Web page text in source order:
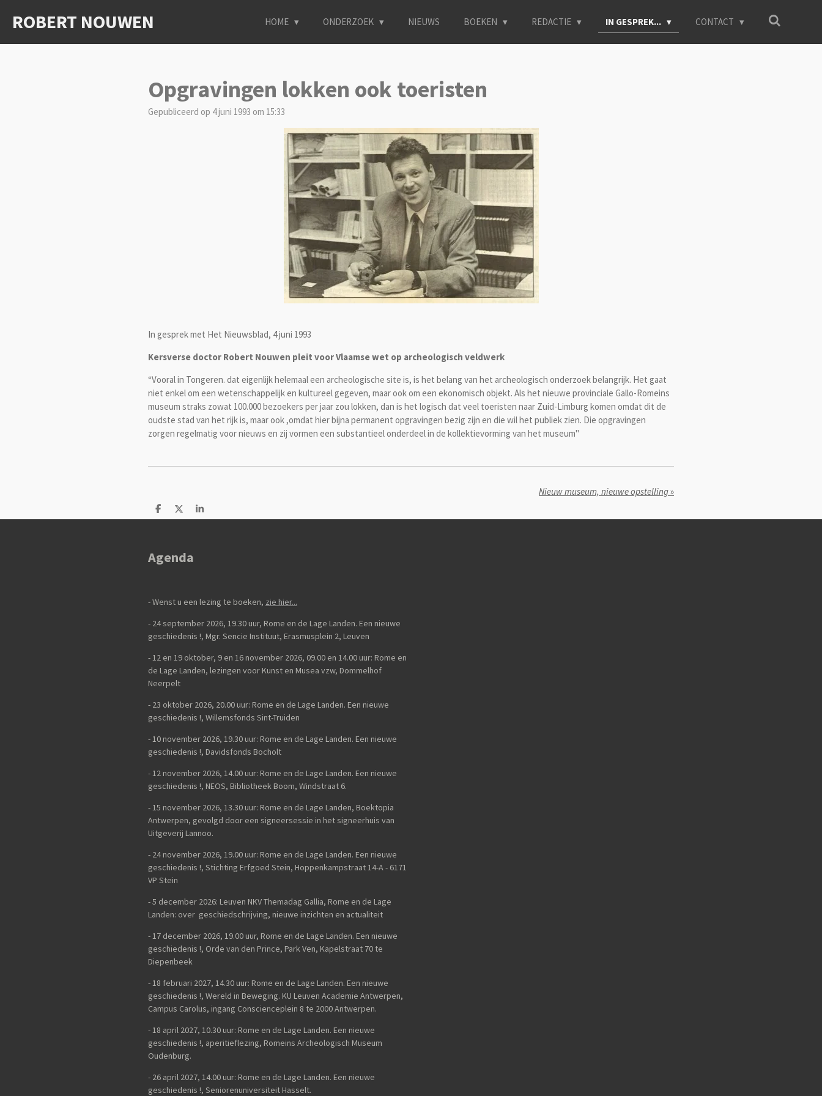
direct
ROBERT NOUWEN HOME ONDERZOEK NIEUWS BOEKEN REDACTIE IN GESPREK... CONTACT
Opgravingen lokken ook toeristen
Gepubliceerd op 4 juni 1993 om 15:33
In gesprek met Het Nieuwsblad, 4 juni 1993
Kersverse doctor Robert Nouwen pleit voor Vlaamse wet op archeologisch veldwerk
“Vooral in Tongeren. dat eigenlijk helemaal een archeologische site is, is het belang van het archeologisch onderzoek belangrijk. Het gaat
niet enkel om een wetenschappelijk en kultureel gegeven, maar ook om een ekonomisch objekt. Als het nieuwe provinciale Gallo-Romeins
museum straks zowat 100.000 bezoekers per jaar zou lokken, dan is het logisch dat veel toeristen naar Zuid-Limburg komen omdat dit de
oudste stad van het rijk is, maar ook ,omdat hier bijna permanent opgravingen bezig zijn en die wil het publiek zien. Die opgravingen
zorgen regelmatig voor nieuws en zij vormen een substantieel onderdeel in de kollektievorming van het museum"
Nieuw museum, nieuwe opstelling»
D
e
D
e
S
h
Agenda
- Wenst u een lezing te boeken, zie hier...
- 24 september 2026, 19.30 uur, Rome en de Lage Landen. Een nieuwe
geschiedenis !, Mgr. Sencie Instituut, Erasmusplein 2, Leuven
-12 en 19 oktober, 9 en 16 november 2026, 09.00 en 14.00 uur: Rome en
de Lage Landen, lezingen voor Kunst en Musea vzw, Dommelhof
Neerpelt
- 23 oktober 2026, 20.00 uur: Rome en de Lage Landen. Een nieuwe
geschiedenis !, Willemsfonds Sint-Truiden
- 10 november 2026, 19.30 uur: Rome en de Lage Landen. Een nieuwe
geschiedenis !, Davidsfonds Bocholt
- 12 november 2026, 14.00 uur: Rome en de Lage Landen. Een nieuwe
geschiedenis !, NEOS, Bibliotheek Boom, Windstraat 6.
- 15 november 2026, 13.30 uur: Rome en de Lage Landen, Boektopia
Antwerpen, gevolgd door een signeersessie in het signeerhuis van
Uitgeverij Lannoo.
- 24 november 2026, 19.00 uur: Rome en de Lage Landen. Een nieuwe
geschiedenis !, Stichting Erfgoed Stein, Hoppenkampstraat 14-A - 6171
VP Stein
- 5 december 2026: Leuven NKV Themadag Gallia, Rome en de Lage
Landen: over geschiedschrijving, nieuwe inzichten en actualiteit
-17 december 2026, 19.00 uur, Rome en de Lage Landen. Een nieuwe
geschiedenis !, Orde van den Prince, Park Ven, Kapelstraat 70 te
Diepenbeek
- 18 februari 2027, 14.30 uur: Rome en de Lage Landen. Een nieuwe
geschiedenis !, Wereld in Beweging. KU Leuven Academie Antwerpen,
Campus Carolus, ingang Conscienceplein 8 te 2000 Antwerpen.
- 18 april 2027, 10.30 uur: Rome en de Lage Landen. Een nieuwe
geschiedenis !, aperitieflezing, Romeins Archeologisch Museum
Oudenburg.
- 26 april 2027, 14.00 uur: Rome en de Lage Landen. Een nieuwe
geschiedenis !, Seniorenuniversiteit Hasselt.